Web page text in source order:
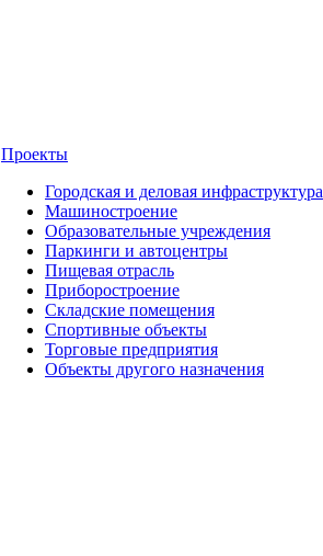
Проекты
Городская и деловая инфраструктура
Машиностроение
Образовательные учреждения
Паркинги и автоцентры
Пищевая отрасль
Приборостроение
Складские помещения
Спортивные объекты
Торговые предприятия
Объекты другого назначения